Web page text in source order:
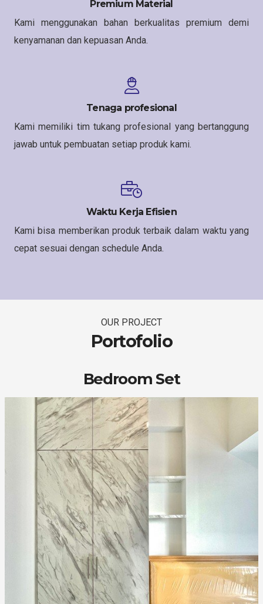
Premium Material
Kami menggunakan bahan berkualitas premium demi
kenyamanan dan kepuasan Anda.
Tenaga profesional
Kami memiliki tim tukang profesional yang bertanggung
jawab untuk pembuatan setiap produk kami.
Waktu Kerja Efisien
Kami bisa memberikan produk terbaik dalam waktu yang
cepat sesuai dengan schedule Anda.
OUR PROJECT
Portofolio
Bedroom Set